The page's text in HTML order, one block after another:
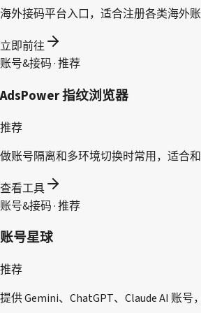
海外接码平台入口，适合注册各类海外
立即前往
账号&接码 · 推荐
AdsPower 指纹浏览器
推荐
做账号隔离和多环境切换时常用，适合
查看工具
账号&接码 · 推荐
账号星球
推荐
提供 Gemini、ChatGPT、Claude AI 账